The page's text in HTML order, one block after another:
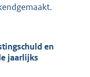
en
jaarlijks